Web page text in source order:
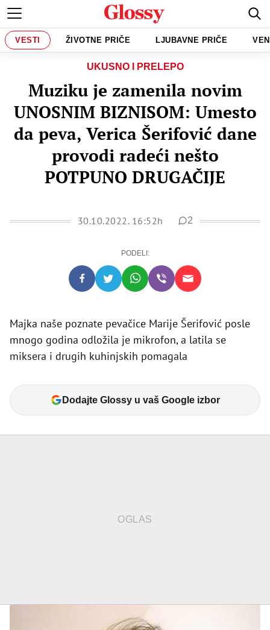
VESTI ŽIVOTNE PRIČE LJUBAVNE PRIČE
UKUSNO I PRELEPO
Muziku je zamenila novim
UNOSNIM BIZNISOM: Umesto
da peva, Verica Šerifović dane
provodi radeći nešto
POTPUNO DRUGAČIJE
30.10.2022. 16:52h 2
PODELI:
Majka naše poznate pevačice Marije Šerifović posle
mnogo godina odložila je mikrofon, a latila se
miksera i drugih kuhinjskih pomagala
Dodajte Glossy u vaš Google izbor